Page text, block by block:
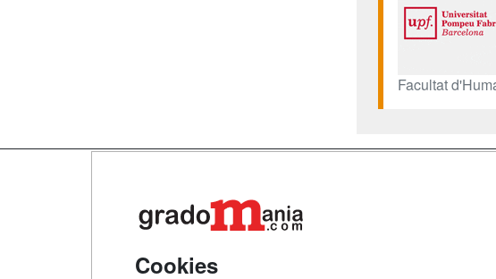
Facultat
Cookies